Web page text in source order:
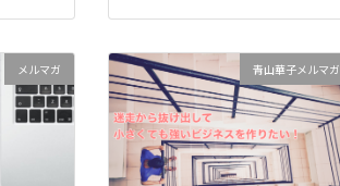
メルマガ 青山華子メルマガ